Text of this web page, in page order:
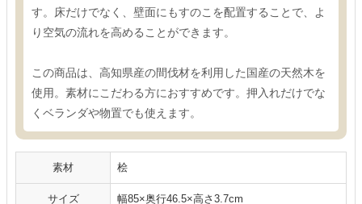
す。床だけでなく、壁面にもすのこを配置することで、よ
り空気の流れを高めることができます。
この商品は、高知県産の間伐材を利用した国産の天然木を
使用。素材にこだわる方におすすめです。押入れだけでな
くベランダや物置でも使えます。
素材 桧
サイズ 幅85×奥行46.5×高さ3.7cm